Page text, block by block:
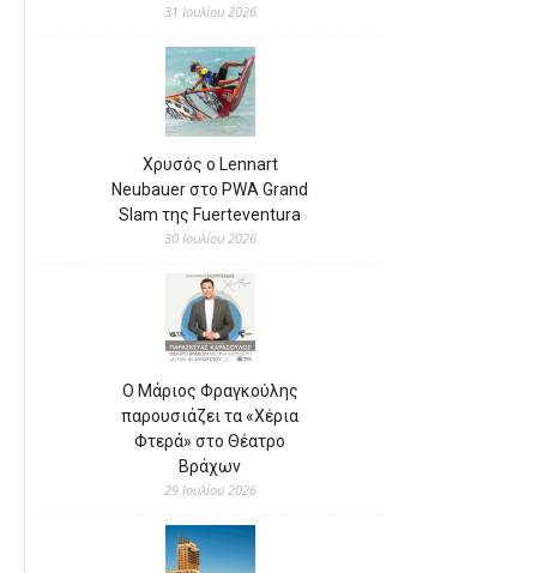
31 Ιουλίου 2026
Χρυσός ο Lennart
Neubauer στο PWA Grand
Slam της Fuerteventura
30 Ιουλίου 2026
Ο Μάριος Φραγκούλης
παρουσιάζει τα «Χέρια
Φτερά» στο Θέατρο
Βράχων
29 Ιουλίου 2026